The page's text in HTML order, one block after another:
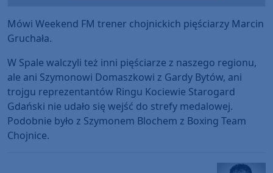
Mówi Weekend FM trener chojnickich pięściarzy Marcin
Gruchała.
W Spale walczyli też inni pięściarze z naszego regionu,
ale ani Szymonowi Domaszkowi z Gardy Bytów, ani
trojgu reprezentantów Ringu Kociewie Starogard
Gdański nie udało się wejść do strefy medalowej.
Podobnie było z Szymonem Blochem z Boxing Team
Chojnice.